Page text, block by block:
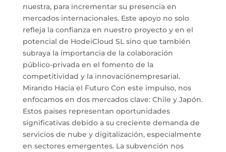
nuestra, para incrementar su presencia en
mercados internacionales. Este apoyo no solo
refleja la confianza en nuestro proyecto y en el
potencial de HodeiCloud SL sino que también
subraya la importancia de la colaboración
público-privada en el fomento de la
competitividad y la innovaciónempresarial.
Mirando Hacia el Futuro Con este impulso, nos
enfocamos en dos mercados clave: Chile y Japón.
Estos países representan oportunidades
significativas debido a su creciente demanda de
servicios de nube y digitalización, especialmente
en sectores emergentes. La subvención nos